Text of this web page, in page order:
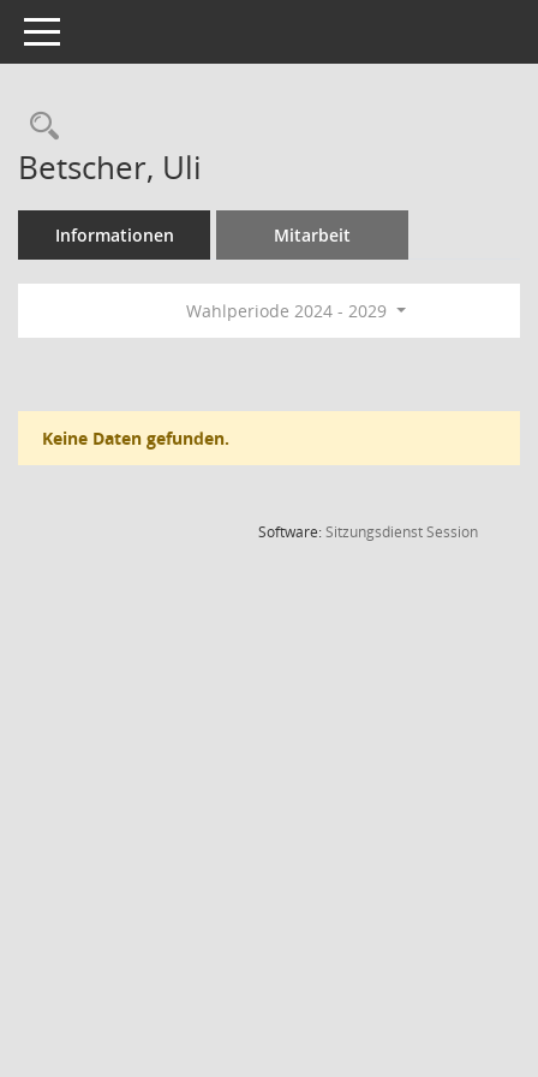
Toggle navigation
Rechercheauswahl
Betscher, Uli
Informationen Mitarbeit
Wahlperiode 2024 - 2029
Keine Daten gefunden.
Software:SitzungsdienstSession(Wird in